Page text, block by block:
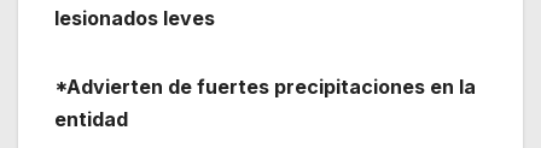
lesionados leves
*Advierten de fuertes precipitaciones en la
entidad